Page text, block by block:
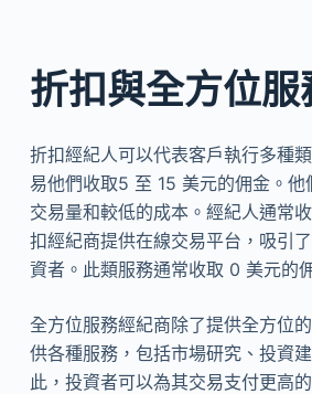
折扣與全方位
折扣經紀人可以代表客戶執行多種
易他們收取5 至 15 美元的佣金。他
交易量和較低的成本。經紀人通常
扣經紀商提供在線交易平台，吸引
資者。此類服務通常收取 0 美元的
全方位服務經紀商除了提供全方位
供各種服務，包括市場研究、投資
此，投資者可以為其交易支付更高